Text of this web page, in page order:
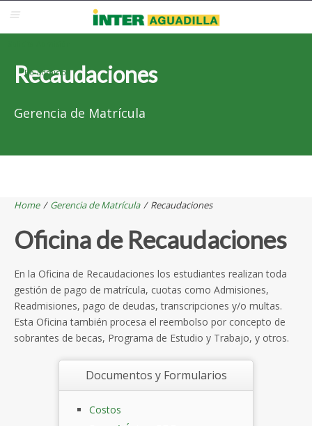
Correo Electrónico
Re-admisión
Recaudaciones
Gerencia de Matrícula
Home / Gerencia de Matrícula / Recaudaciones
Oficina de Recaudaciones
En la Oficina de Recaudaciones los estudiantes realizan toda
gestión de pago de matrícula, cuotas como Admisiones,
Readmisiones, pago de deudas, transcripciones y/o multas.
Esta Oficina también procesa el reembolso por concepto de
sobrantes de becas, Programa de Estudio y Trabajo, y otros.
Documentos y Formularios
Costos